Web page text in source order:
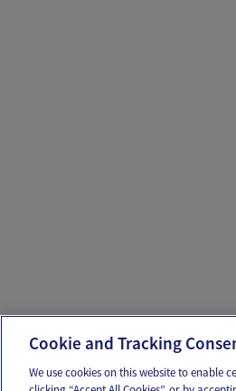
Cookie and Tracking
We use cookies on this website to